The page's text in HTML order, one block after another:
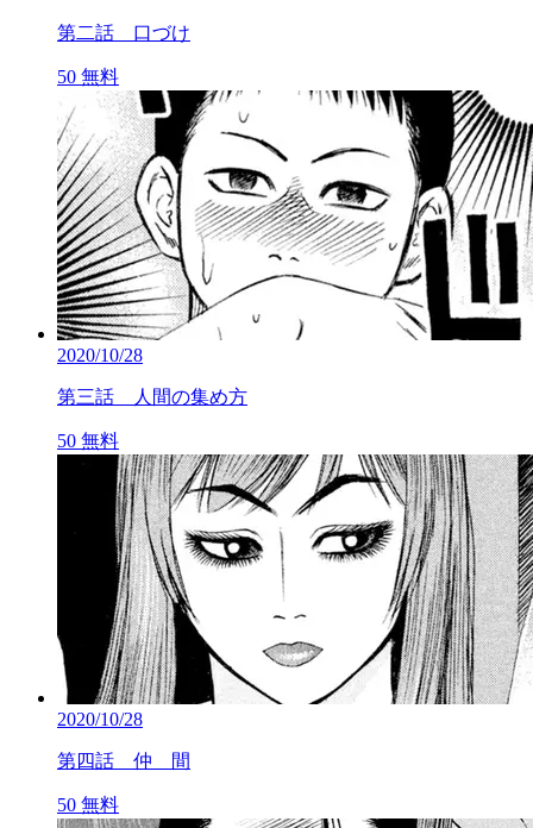
第二話 口づけ
50 無料
2020/10/28
第三話 人間の集め方
50 無料
2020/10/28
第四話 仲 間
50 無料